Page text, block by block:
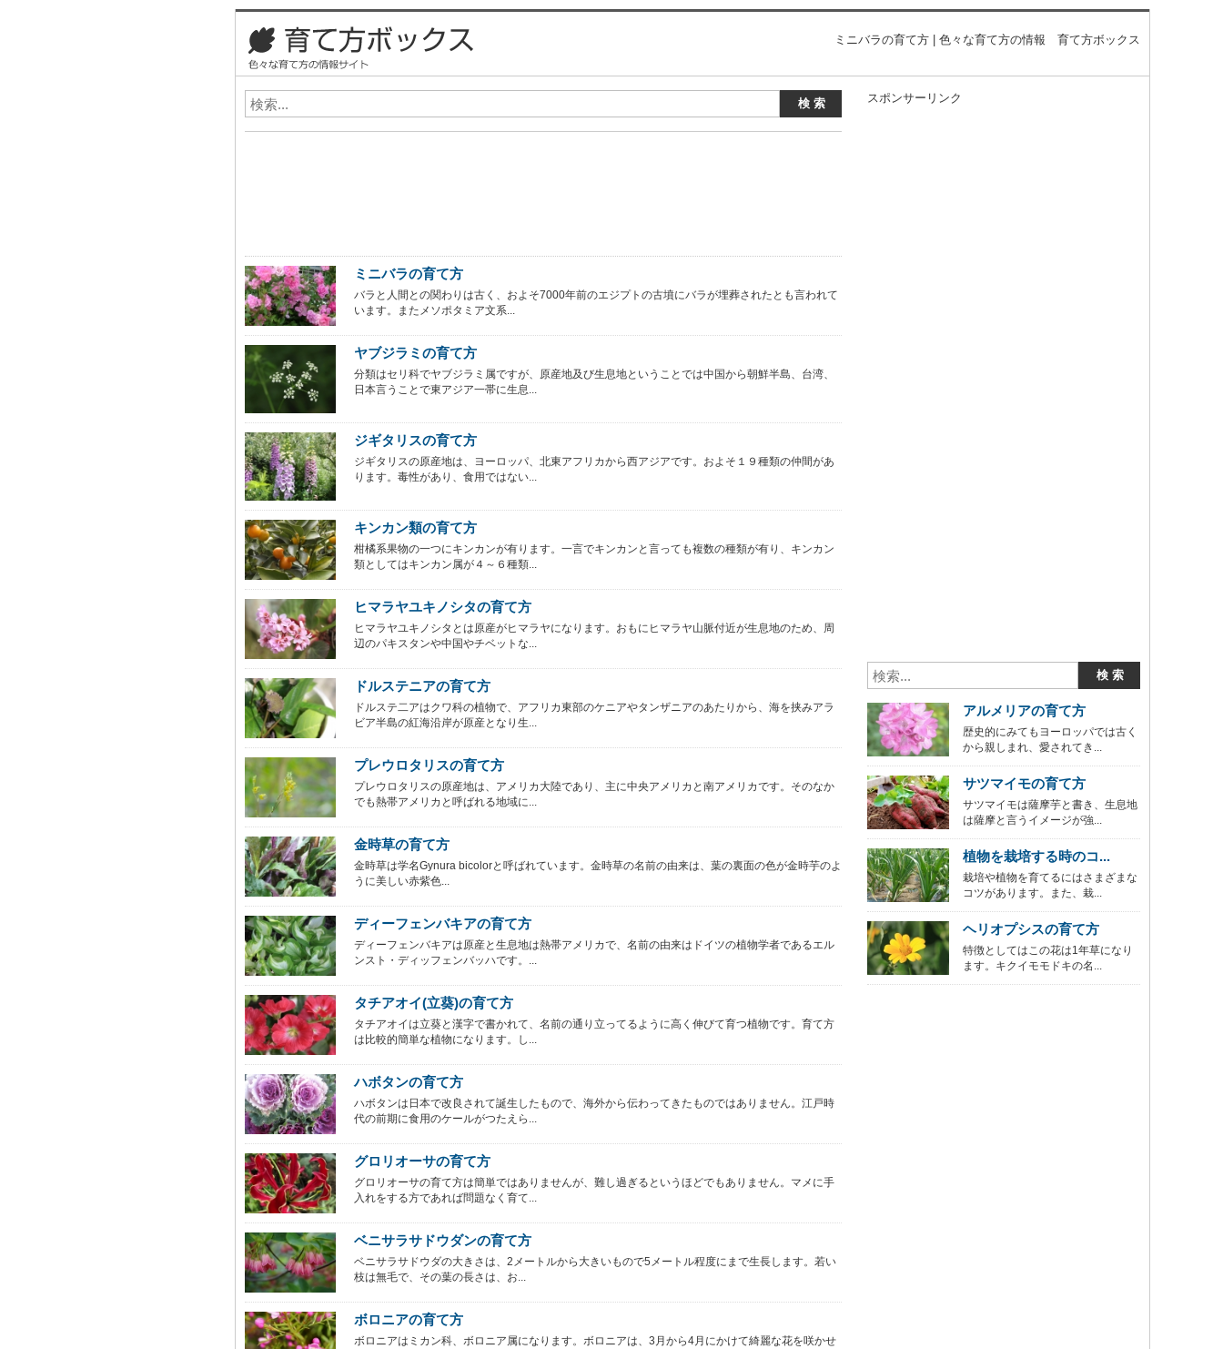
ミニバラの育て方 | 色々な育て方の情報 育て方ボックス
ミニバラの育て方
バラと人間との関わりは古く、およそ7000年前のエジプトの古墳にバラが埋葬されたとも言われて
います。またメソポタミア文系...
ヤブジラミの育て方
分類はセリ科でヤブジラミ属ですが、原産地及び生息地ということでは中国から朝鮮半島、台湾、
日本言うことで東アジア一帯に生息...
ジギタリスの育て方
ジギタリスの原産地は、ヨーロッパ、北東アフリカから西アジアです。およそ１９種類の仲間があ
ります。毒性があり、食用ではない...
キンカン類の育て方
柑橘系果物の一つにキンカンが有ります。一言でキンカンと言っても複数の種類が有り、キンカン
類としてはキンカン属が４～６種類...
ヒマラヤユキノシタの育て方
ヒマラヤユキノシタとは原産がヒマラヤになります。おもにヒマラヤ山脈付近が生息地のため、周
辺のパキスタンや中国やチベットな...
ドルステニアの育て方
ドルステ二アはクワ科の植物で、アフリカ東部のケニアやタンザニアのあたりから、海を挟みアラ
ビア半島の紅海沿岸が原産となり生...
プレウロタリスの育て方
プレウロタリスの原産地は、アメリカ大陸であり、主に中央アメリカと南アメリカです。そのなか
でも熱帯アメリカと呼ばれる地域に...
金時草の育て方
金時草は学名Gynura bicolorと呼ばれています。金時草の名前の由来は、葉の裏面の色が金時芋のよ
うに美しい赤紫色...
ディーフェンバキアの育て方
ディーフェンバキアは原産と生息地は熱帯アメリカで、名前の由来はドイツの植物学者であるエル
ンスト・ディッフェンバッハです。...
タチアオイ(立葵)の育て方
タチアオイは立葵と漢字で書かれて、名前の通り立ってるように高く伸びて育つ植物です。育て方
は比較的簡単な植物になります。し...
ハボタンの育て方
ハボタンは日本で改良されて誕生したもので、海外から伝わってきたものではありません。江戸時
代の前期に食用のケールがつたえら...
グロリオーサの育て方
グロリオーサの育て方は簡単ではありませんが、難し過ぎるというほどでもありません。マメに手
入れをする方であれば問題なく育て...
ベニサラサドウダンの育て方
ベニサラサドウダの大きさは、2メートルから大きいもので5メートル程度にまで生長します。若い
枝は無毛で、その葉の長さは、お...
ボロニアの育て方
ボロニアはミカン科、ボロニア属になります。ボロニアは、3月から4月にかけて綺麗な花を咲かせ
スポンサーリンク
アルメリアの育て方
歴史的にみてもヨーロッパでは古く
から親しまれ、愛されてき...
サツマイモの育て方
サツマイモは薩摩芋と書き、生息地
は薩摩と言うイメージが強...
植物を栽培する時のコ...
栽培や植物を育てるにはさまざまな
コツがあります。また、栽...
ヘリオプシスの育て方
特徴としてはこの花は1年草になり
ます。キクイモモドキの名...